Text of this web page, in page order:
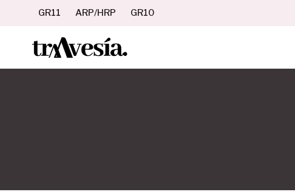
contenido
GR11 ARP/HRP GR10